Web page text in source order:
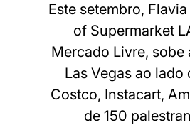
Este setembro,
of Supermarket
Mercado Livre, sobe
Las Vegas ao lado
Costco, Instacart,
de 150